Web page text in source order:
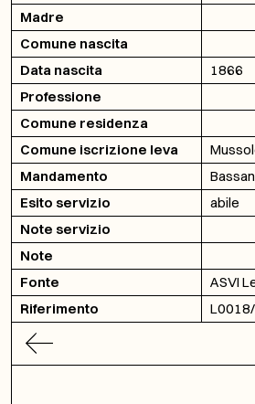
Madre
Comune nascita
Data nascita
1866
Professione
Comune residenza
Comune iscrizione leva
Mandamento
Esito servizio
abile
Note servizio
Note
Fonte
ASVI
Riferimento